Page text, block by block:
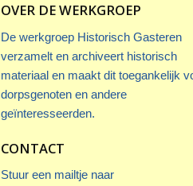
OVER DE WERKGROEP
De werkgroep Historisch Gasteren
verzamelt en archiveert historisch
materiaal en maakt dit toegankelijk
dorpsgenoten en andere
geïnteresseerden.
CONTACT
Stuur een mailtje naar